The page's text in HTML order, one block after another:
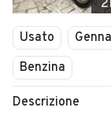
Veicoli
Concessionari